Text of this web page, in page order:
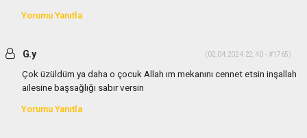
Yorumu Yanıtla
G.y (02.04.2024 22:40 - #1765)
Çok üzüldüm ya daha o çocuk Allah ım mekanını cennet etsin inşallah
ailesine başsağlığı sabır versin
Yorumu Yanıtla